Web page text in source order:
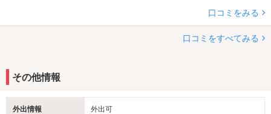
口コミをみる
口コミをすべてみる
その他情報
外出情報 外出可